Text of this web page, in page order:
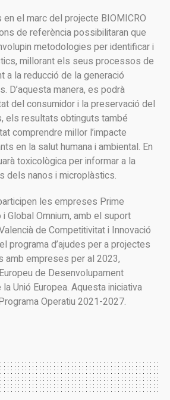
el marc del projecte BIOMICRO
de referència possibilitaran que
metodologies per identificar i
millorant els seus processos de
a la reducció de la generació
D’aquesta manera, es podrà
del consumidor i la preservació del
els resultats obtinguts també
comprendre millor l’impacte
en la salut humana i ambiental. En
toxicològica per informar a la
dels nanos i microplàstics.
les empreses Prime
Global Omnium, amb el suport
de Competitivitat i Innovació
programa d’ajudes per a projectes
amb empreses per al 2023,
de Desenvolupament
Unió Europea. Aquesta iniciativa
Operatiu 2021-2027.